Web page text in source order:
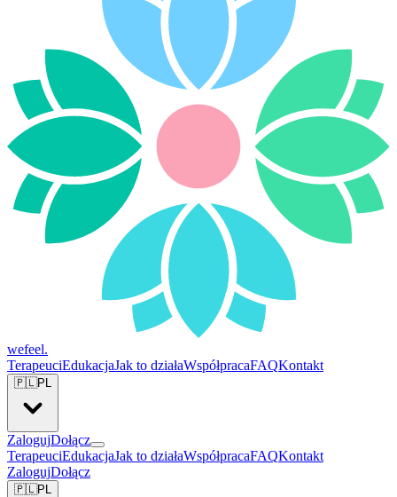
wefeel.
TerapeuciEdukacjaJak to działaWspółpracaFAQKontakt
🇵🇱PL
ZalogujDołącz
TerapeuciEdukacjaJak to działaWspółpracaFAQKontakt
ZalogujDołącz
🇵🇱PL